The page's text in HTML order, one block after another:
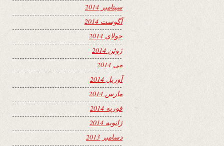
سپتامبر 2014
آگوست 2014
جولای 2014
ژوئن 2014
می 2014
آوریل 2014
مارس 2014
فوریه 2014
ژانویه 2014
دسامبر 2013